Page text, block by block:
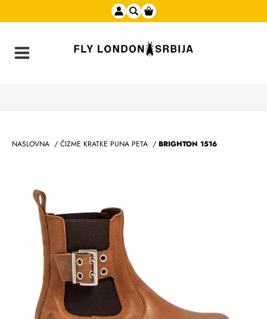
NASLOVNA / ČIZME KRATKE PUNA PETA / BRIGHTON 1516